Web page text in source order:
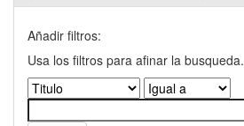
Añadir filtros:
Usa los filtros para afinar la busqueda.